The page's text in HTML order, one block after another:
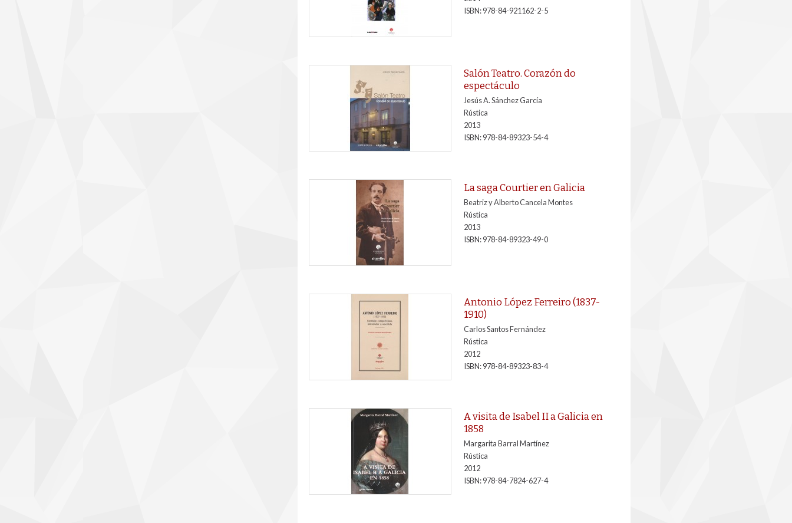
ISBN:978-84-921162-2-5
Salón Teatro. Corazón do
espectáculo
Jesús A. Sánchez García
Rústica
2013
ISBN:978-84-89323-54-4
La saga Courtier en Galicia
Beatriz y Alberto Cancela Montes
Rústica
2013
ISBN:978-84-89323-49-0
Antonio López Ferreiro (1837-
1910)
Carlos Santos Fernández
Rústica
2012
ISBN:978-84-89323-83-4
A visita de Isabel II a Galicia en
1858
Margarita Barral Martínez
Rústica
2012
ISBN:978-84-7824-627-4